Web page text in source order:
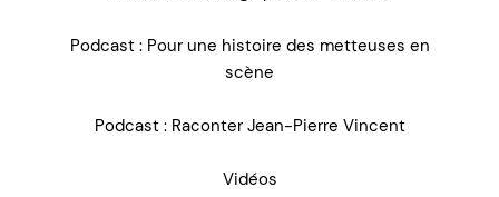
Podcast : Pour une histoire des metteuses en
scène
Podcast : Raconter Jean-Pierre Vincent
Vidéos